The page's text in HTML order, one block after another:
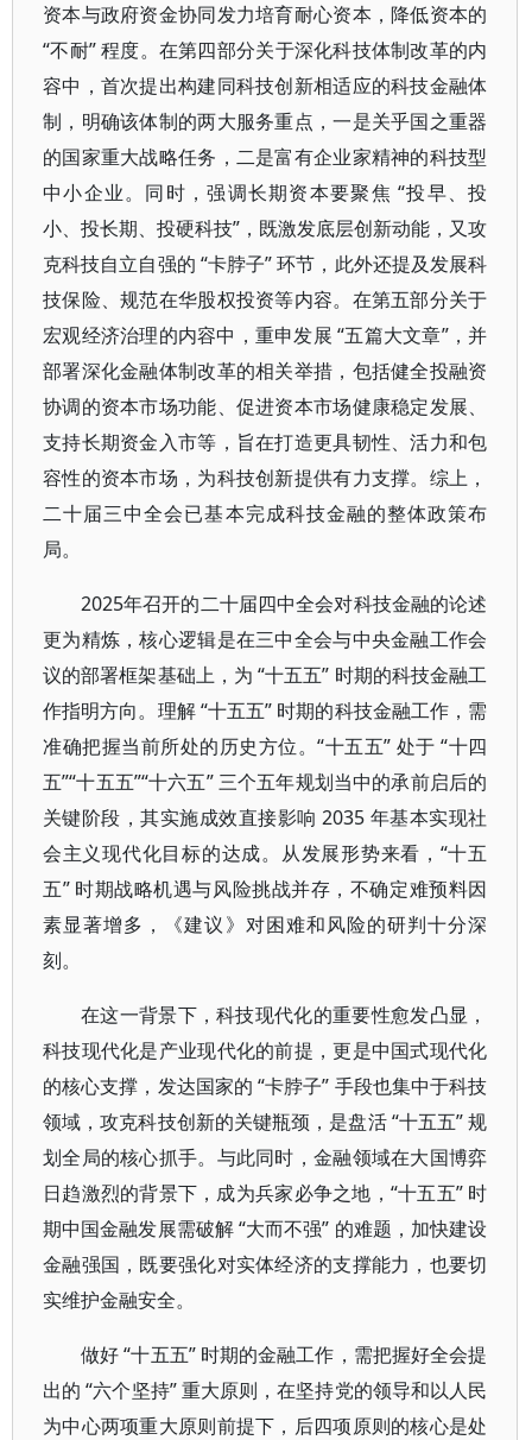
资本与政府资金协同发力培育耐心资本，降低资本的
“不耐” 程度。在第四部分关于深化科技体制改革的内
容中，首次提出构建同科技创新相适应的科技金融体
制，明确该体制的两大服务重点，一是关乎国之重器
的国家重大战略任务，二是富有企业家精神的科技型
中小企业。同时，强调长期资本要聚焦 “投早、投
小、投长期、投硬科技”，既激发底层创新动能，又攻
克科技自立自强的 “卡脖子” 环节，此外还提及发展科
技保险、规范在华股权投资等内容。在第五部分关于
宏观经济治理的内容中，重申发展 “五篇大文章”，并
部署深化金融体制改革的相关举措，包括健全投融资
协调的资本市场功能、促进资本市场健康稳定发展、
支持长期资金入市等，旨在打造更具韧性、活力和包
容性的资本市场，为科技创新提供有力支撑。综上，
二十届三中全会已基本完成科技金融的整体政策布
局。
2025年召开的二十届四中全会对科技金融的论述
更为精炼，核心逻辑是在三中全会与中央金融工作会
议的部署框架基础上，为 “十五五” 时期的科技金融工
作指明方向。理解 “十五五” 时期的科技金融工作，需
准确把握当前所处的历史方位。“十五五” 处于 “十四
五”“十五五”“十六五” 三个五年规划当中的承前启后的
关键阶段，其实施成效直接影响 2035 年基本实现社
会主义现代化目标的达成。从发展形势来看，“十五
五” 时期战略机遇与风险挑战并存，不确定难预料因
素显著增多，《建议》对困难和风险的研判十分深
刻。
在这一背景下，科技现代化的重要性愈发凸显，
科技现代化是产业现代化的前提，更是中国式现代化
的核心支撑，发达国家的 “卡脖子” 手段也集中于科技
领域，攻克科技创新的关键瓶颈，是盘活 “十五五” 规
划全局的核心抓手。与此同时，金融领域在大国博弈
日趋激烈的背景下，成为兵家必争之地，“十五五” 时
期中国金融发展需破解 “大而不强” 的难题，加快建设
金融强国，既要强化对实体经济的支撑能力，也要切
实维护金融安全。
做好 “十五五” 时期的金融工作，需把握好全会提
出的 “六个坚持” 重大原则，在坚持党的领导和以人民
为中心两项重大原则前提下，后四项原则的核心是处